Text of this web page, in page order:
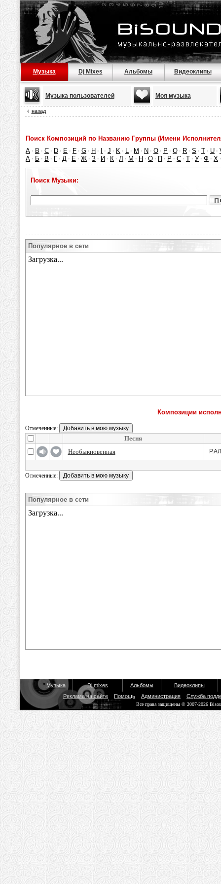
Музыка Dj Mixes Альбомы Видеоклипы
Музыка пользователей Моя музыка
назад
Поиск Композиций по Названию Группы (Имени
A · B · C · D · E · F · G · H · · J · K · L · M · N · O · P · Q · R · S · T · U ·
А · Б · В · Г · Д · Е · Ж · З · И · К · Л · М · Н · О · П · Р · С · Т · У · Ф · Х
Поиск Музыки:
Популярное в сети
Композиции
Отмеченные:
Песня
Необыкновенная
Отмеченные:
Популярное в сети
Музыка Dj mixes Альбомы
Видеоклипы
Реклама на сайте
Помощь Администрация Служба
Все права защищены © 2007-2026